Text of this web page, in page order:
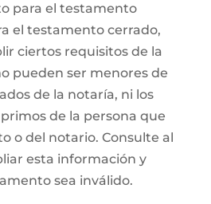
para el testamento
el testamento cerrado,
ciertos requisitos de la
pueden ser menores de
de la notaría, ni los
de la persona que
o del notario. Consulte al
esta información y
sea inválido.